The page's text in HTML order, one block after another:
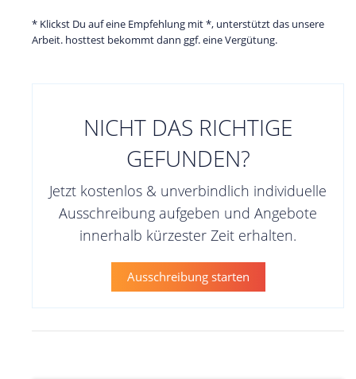
* Klickst Du auf eine Empfehlung mit *, unterstützt das unsere
Arbeit. hosttest bekommt dann ggf. eine Vergütung.
NICHT DAS RICHTIGE
GEFUNDEN?
Jetzt kostenlos & unverbindlich individuelle
Ausschreibung aufgeben und Angebote
innerhalb kürzester Zeit erhalten.
Ausschreibung starten